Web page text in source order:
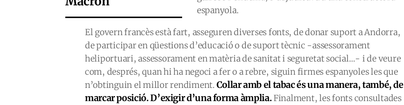
espanyola.
El govern francès està fart, asseguren diverses fonts, de donar suport a Andorra,
de participar en qüestions d’educació o de suport tècnic -assessorament
heliportuari, assessorament en matèria de sanitat i seguretat social…- i de veure
com, després, quan hi ha negoci a fer o a rebre, siguin firmes espanyoles les que
n’obtinguin el millor rendiment. Collar amb el tabac és una manera, també, de
marcar posició. D’exigir d’una forma àmplia.Finalment, les fonts consultades